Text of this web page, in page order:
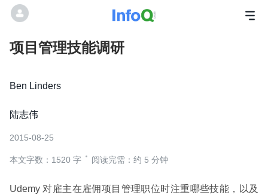
项目管理技能调研
Ben Linders
陆志伟
2015-08-25
本文字数：1520 字 阅读完需：约 5 分钟
Udemy 对雇主在雇佣项目管理职位时注重哪些技能，以及